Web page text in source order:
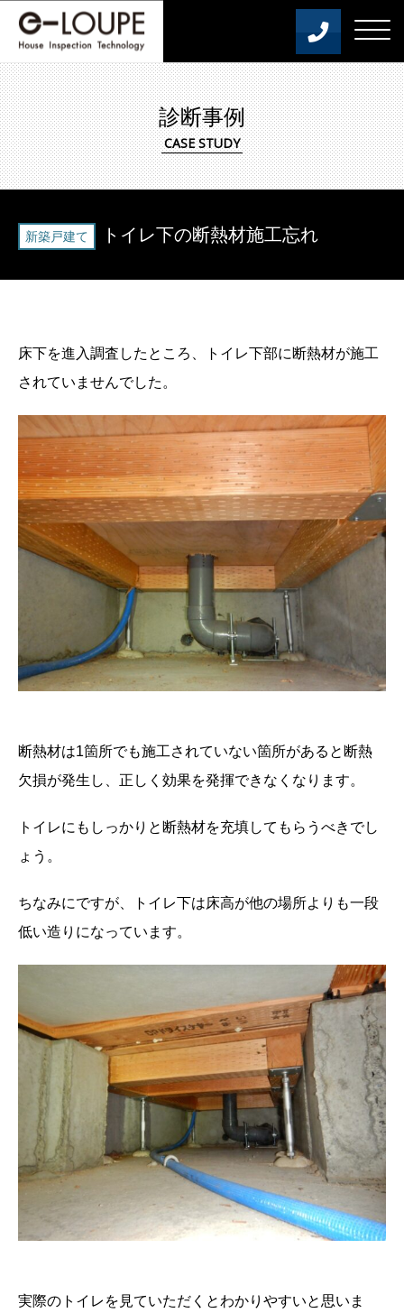
診断事例
新築戸建て トイレ下の断熱材施工忘れ
床下を進入調査したところ、トイレ下部に断熱材が施工
されていませんでした。
断熱材は1箇所でも施工されていない箇所があると断熱
欠損が発生し、正しく効果を発揮できなくなります。
トイレにもしっかりと断熱材を充填してもらうべきでし
ょう。
ちなみにですが、トイレ下は床高が他の場所よりも一段
低い造りになっています。
実際のトイレを見ていただくとわかりやすいと思いま